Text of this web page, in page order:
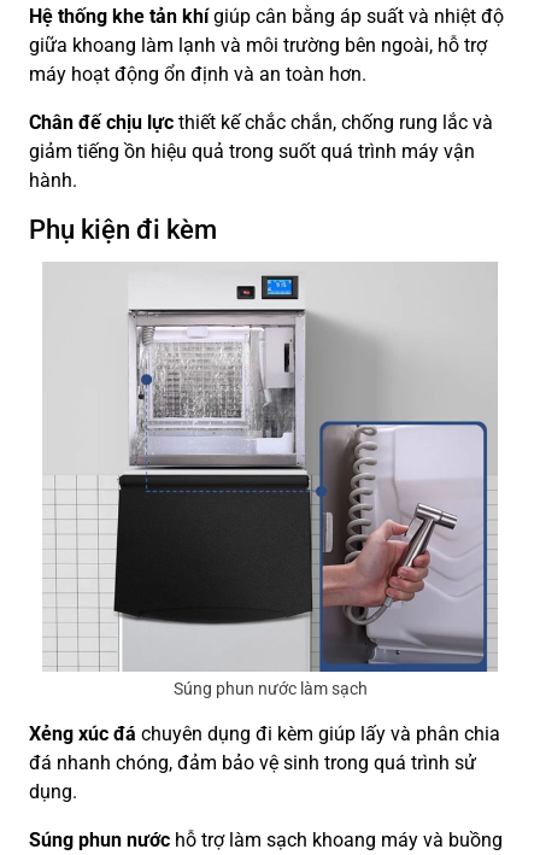
Hệ thống khe tản khígiúp cân bằng áp suất và nhiệt độ
giữa khoang làm lạnh và môi trường bên ngoài, hỗ trợ
máy hoạt động ổn định và an toàn hơn.
Chân đế chịu lực thiết kế chắc chắn, chống rung lắc và
giảm tiếng ồn hiệu quả trong suốt quá trình máy vận
hành.
Phụ kiện đi kèm
Súng phun nước làm sạch
Xẻng xúc đá chuyên dụng đi kèm giúp lấy và phân chia
đá nhanh chóng, đảm bảo vệ sinh trong quá trình sử
dụng.
Súng phun nước hỗ trợ làm sạch khoang máy và buồng